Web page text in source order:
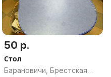
50 р.
Стол
Барановичи, Брестская